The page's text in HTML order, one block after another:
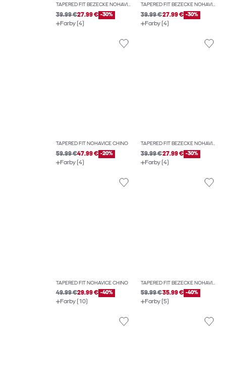
TAPERED FIT BEŽECKÉ NOHAVICE
39.99 €27.99 € -30%
Farby (4)
TAPERED FIT BEŽECKÉ NOHAVICE
39.99 €27.99 € -30%
Farby (4)
TAPERED FIT NOHAVICE CHINO
59.99 €47.99 € -20%
Farby (4)
TAPERED FIT BEŽECKÉ NOHAVICE
39.99 €27.99 € -30%
Farby (4)
TAPERED FIT NOHAVICE CHINO
49.99 €29.99 € -40%
Farby (10)
TAPERED FIT BEŽECKÉ NOHAVICE
59.99 €35.99 € -40%
Farby (5)